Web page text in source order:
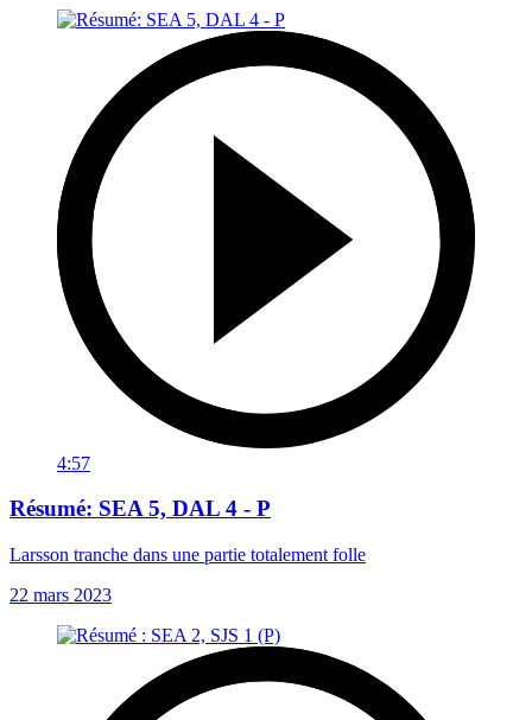
4:57
Résumé: SEA 5, DAL 4 - P
Larsson tranche dans une partie totalement folle
22 mars 2023